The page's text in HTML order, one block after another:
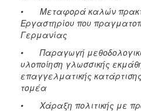
• Μεταφορά καλών
Εργαστηρίου που
Γερμανίας
• Παραγωγή
υλοποίηση γλωσσικής
επαγγελματικής
τομέα
• Χάραξη πολιτικής με